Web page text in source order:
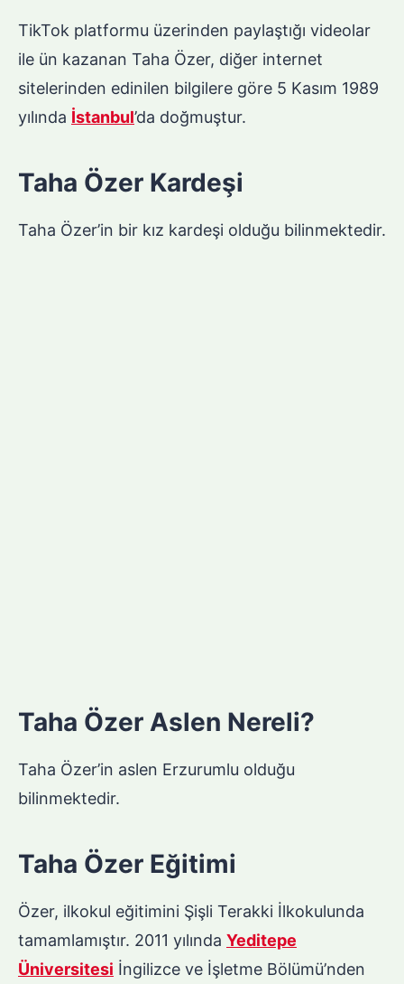
TikTok platformu üzerinden paylaştığı videolar
ile ün kazanan Taha Özer, diğer internet
sitelerinden edinilen bilgilere göre 5 Kasım 1989
yılında İstanbul’da doğmuştur.
Taha Özer Kardeşi
Taha Özer’in bir kız kardeşi olduğu bilinmektedir.
Taha Özer Aslen Nereli?
Taha Özer’in aslen Erzurumlu olduğu
bilinmektedir.
Taha Özer Eğitimi
Özer, ilkokul eğitimini Şişli Terakki İlkokulunda
tamamlamıştır. 2011 yılında Yeditepe
Üniversitesi İngilizce ve İşletme Bölümü’nden